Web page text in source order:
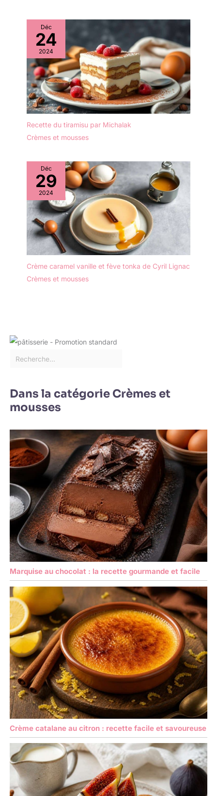
Utilisez-le également
comme plateau décoratif
pour bougies, vases,
compositions florales ou
décorations saisonnières
sur une table à manger,
une table basse ou un
buffet. ✔ VERRE
RÉSISTANT ET
ENTRETIEN FACILE:
durable, stable et facile à
nettoyer pour une
utilisation quotidienne ou
lors de réceptions et
événements.
Déc
24
2024
Recette du tiramisu par Michalak
Crèmes et mousses
Déc
29
2024
Crème caramel vanille et fève tonka de Cyril Lignac
Crèmes et mousses
Dans la catégorie Crèmes et
mousses
Marquise au chocolat : la recette gourmande et facile
Crème catalane au citron : recette facile et savoureuse